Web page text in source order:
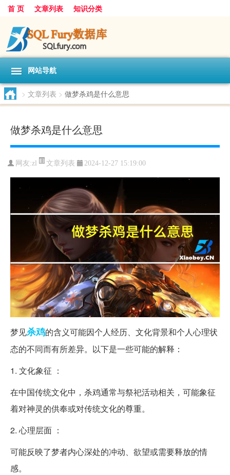
首 页 文章列表 知识分类
网站导航
> 文章列表 > 做梦杀鸡是什么意思
做梦杀鸡是什么意思
网友:zl 文章列表 2024-12-27 15:19:00
梦见杀鸡的含义可能因个人经历、文化背景和个人心理状
态的不同而有所差异。以下是一些可能的解释：
1. 文化象征 ：
在中国传统文化中，杀鸡通常与祭祀活动相关，可能象征
着对神灵的供奉或对传统文化的尊重。
2. 心理层面 ：
可能反映了梦者内心深处的冲动、欲望或需要释放的情
感。